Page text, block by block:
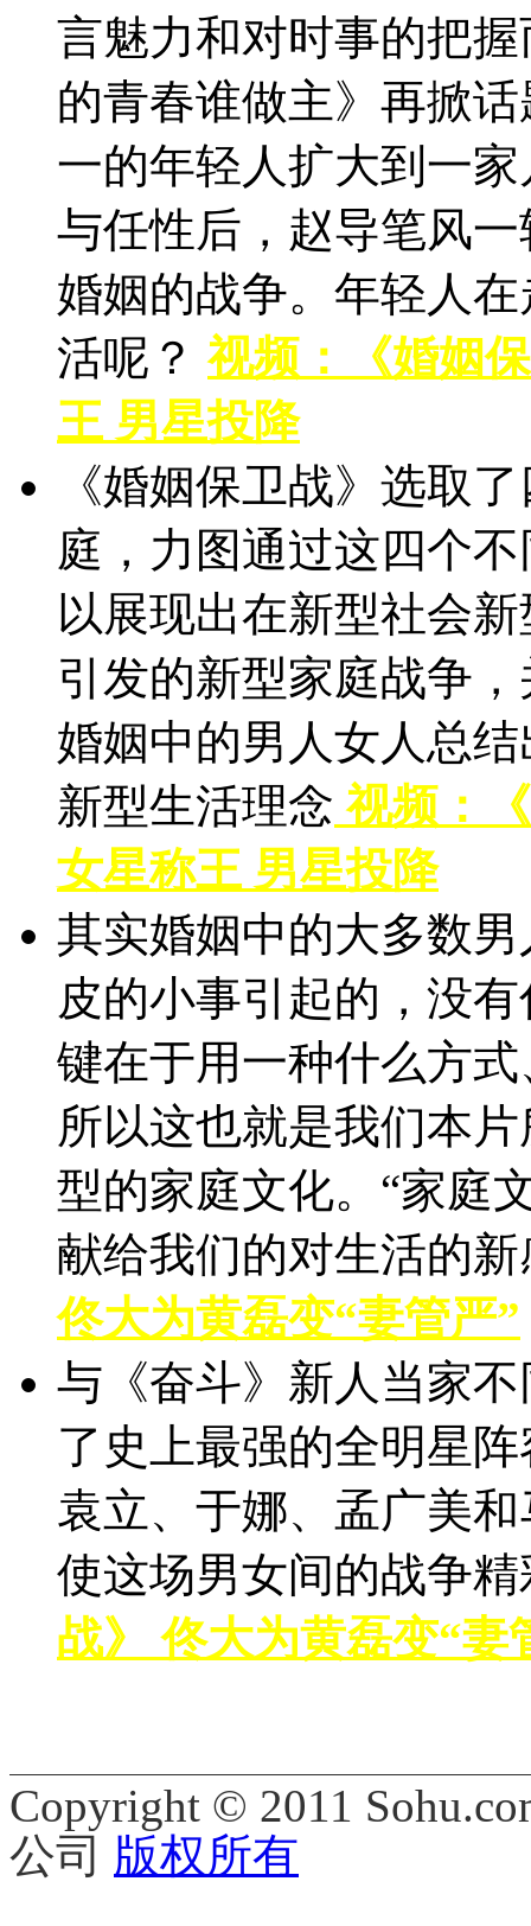
言魅力和对时事的把
的青春谁做主》再掀
一的年轻人扩大到一
与任性后，赵导笔风
婚姻的战争。年轻人
活呢？视频：《婚姻
王 男星投降
《婚姻保卫战》选取
庭，力图通过这四个
以展现出在新型社会
引发的新型家庭战争
婚姻中的男人女人总
新型生活理念 视频：
女星称王 男星投降
其实婚姻中的大多数
皮的小事引起的，没
键在于用一种什么方
所以这也就是我们本
型的家庭文化。“家庭
献给我们的对生活的
佟大为黄磊变“妻管严”
与《奋斗》新人当家
了史上最强的全明星
袁立、于娜、孟广美
使这场男女间的战争
战》 佟大为黄磊变“妻
Copyright © 2011
公司 版权所有